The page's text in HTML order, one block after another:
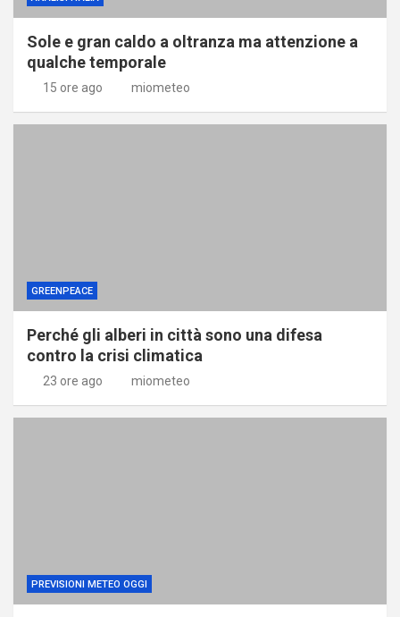
Sole e gran caldo a oltranza ma attenzione a
qualche temporale
15 ore ago miometeo
GREENPEACE
Perché gli alberi in città sono una difesa
contro la crisi climatica
23 ore ago miometeo
PREVISIONI METEO OGGI